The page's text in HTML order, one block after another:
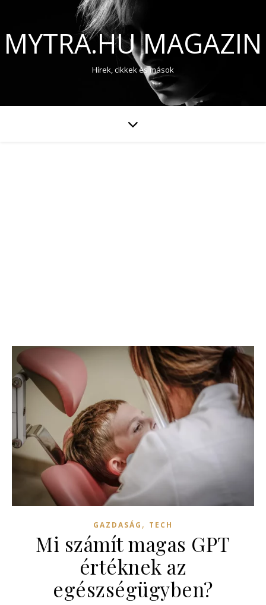
MYTRA.HU MAGAZIN
Hírek, cikkek és mások
GAZDASÁG , TECH
Mi számít magas GPT
értéknek az
egészségügyben?